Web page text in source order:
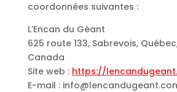
coordonnées suivantes :
L’Encan du Géant
625 route 133, Sabrevois,
Canada
Site web : https://
E-mail : info@